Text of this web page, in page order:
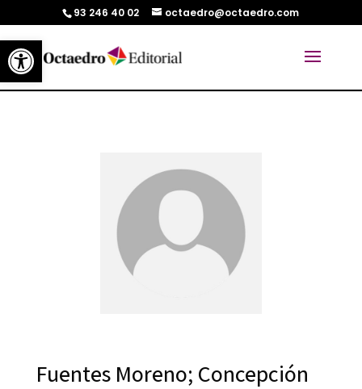
Abrir barra de herramientas
93 246 40 02 octaedro@octaedro.com
Fuentes Moreno; Concepción